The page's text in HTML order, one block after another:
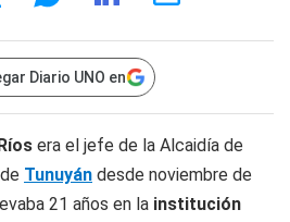
Diario UNO en
era el jefe de la Alcaidía de
Tunuyán desde noviembre de
21 años en la institución